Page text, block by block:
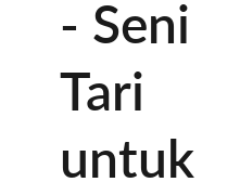
- Seni
Tari
untuk